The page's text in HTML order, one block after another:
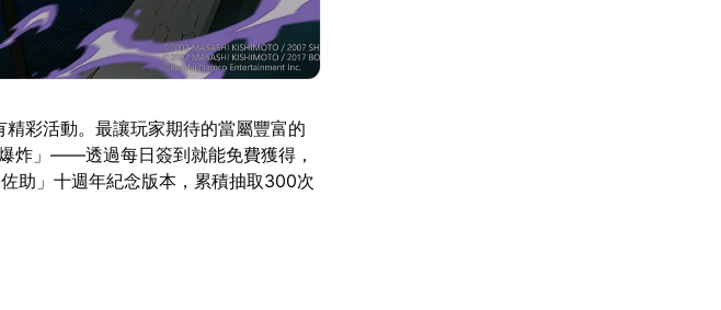
彩活動。最讓玩家期待的當屬豐富的
炸」——透過每日簽到就能免費獲得，
助」十週年紀念版本，累積抽取300次